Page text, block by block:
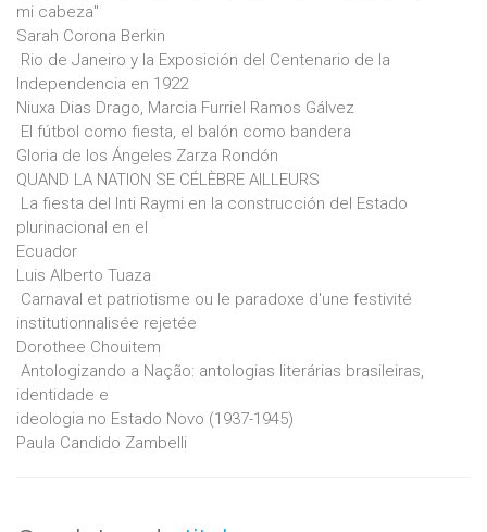
mi cabeza"
Sarah Corona Berkin
 Rio de Janeiro y la Exposición del Centenario de la
Independencia en 1922
Niuxa Dias Drago, Marcia Furriel Ramos Gálvez
 El fútbol como fiesta, el balón como bandera
Gloria de los Ángeles Zarza Rondón
QUAND LA NATION SE CÉLÈBRE AILLEURS
 La fiesta del Inti Raymi en la construcción del Estado
plurinacional en el
Ecuador
Luis Alberto Tuaza
 Carnaval et patriotisme ou le paradoxe d'une festivité
institutionnalisée rejetée
Dorothee Chouitem
 Antologizando a Nação: antologias literárias brasileiras,
identidade e
ideologia no Estado Novo (1937-1945)
Paula Candido Zambelli